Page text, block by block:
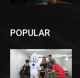
POPULAR